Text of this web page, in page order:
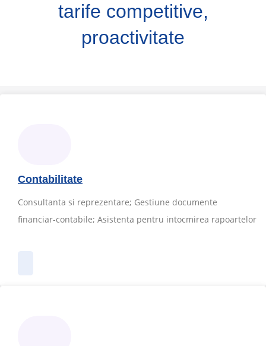
tarife competitive,
proactivitate
Contabilitate
Consultanta si reprezentare; Gestiune documente
financiar-contabile; Asistenta pentru intocmirea rapoartelor